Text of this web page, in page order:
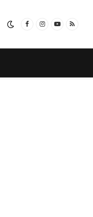
FacebookInstagram
YouTube
RSS